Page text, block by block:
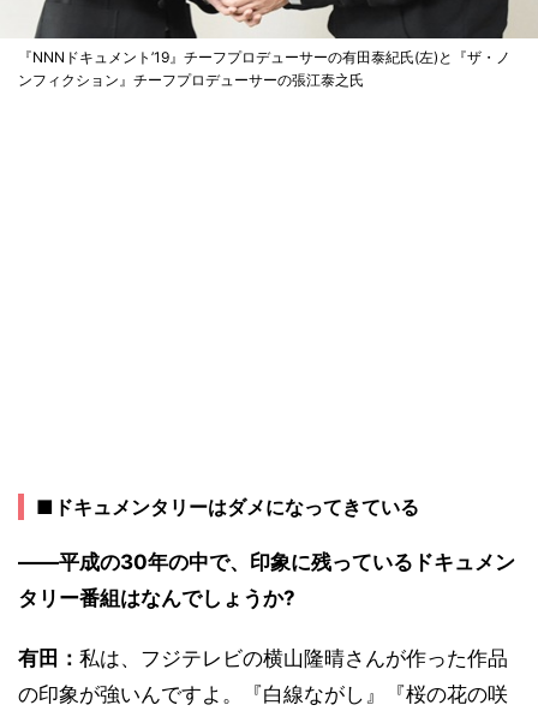
『NNNドキュメント’19』チーフプロデューサーの有田泰紀氏(左)と『ザ・ノ
ンフィクション』チーフプロデューサーの張江泰之氏
■ドキュメンタリーはダメになってきている
――平成の30年の中で、印象に残っているドキュメン
タリー番組はなんでしょうか?
有田： 私は、フジテレビの横山隆晴さんが作った作品
の印象が強いんですよ。『白線ながし』『桜の花の咲